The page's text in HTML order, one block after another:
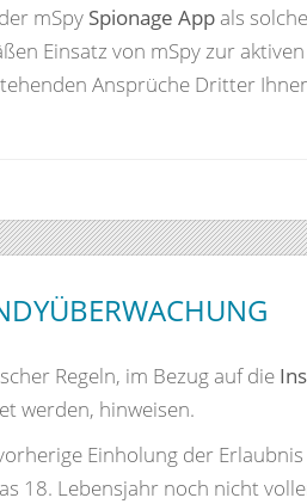
mSpy Spionage App als
Einsatz von mSpy zur aktiven
Ansprüche Dritter
Regeln, im Bezug auf die
werden, hinweisen.
Einholung der
18. Lebensjahr noch nicht